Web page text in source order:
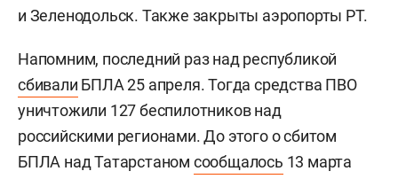
и Зеленодольск. Также закрыты аэропорты РТ.
Напомним, последний раз над республикой
сбивали БПЛА 25 апреля. Тогда средства ПВО
уничтожили 127 беспилотников над
российскими регионами. До этого о сбитом
БПЛА над Татарстаном сообщалось 13 марта